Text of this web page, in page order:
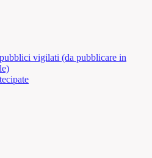
vigilati (da pubblicare in